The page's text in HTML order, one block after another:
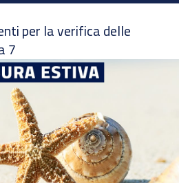
per la verifica delle
7